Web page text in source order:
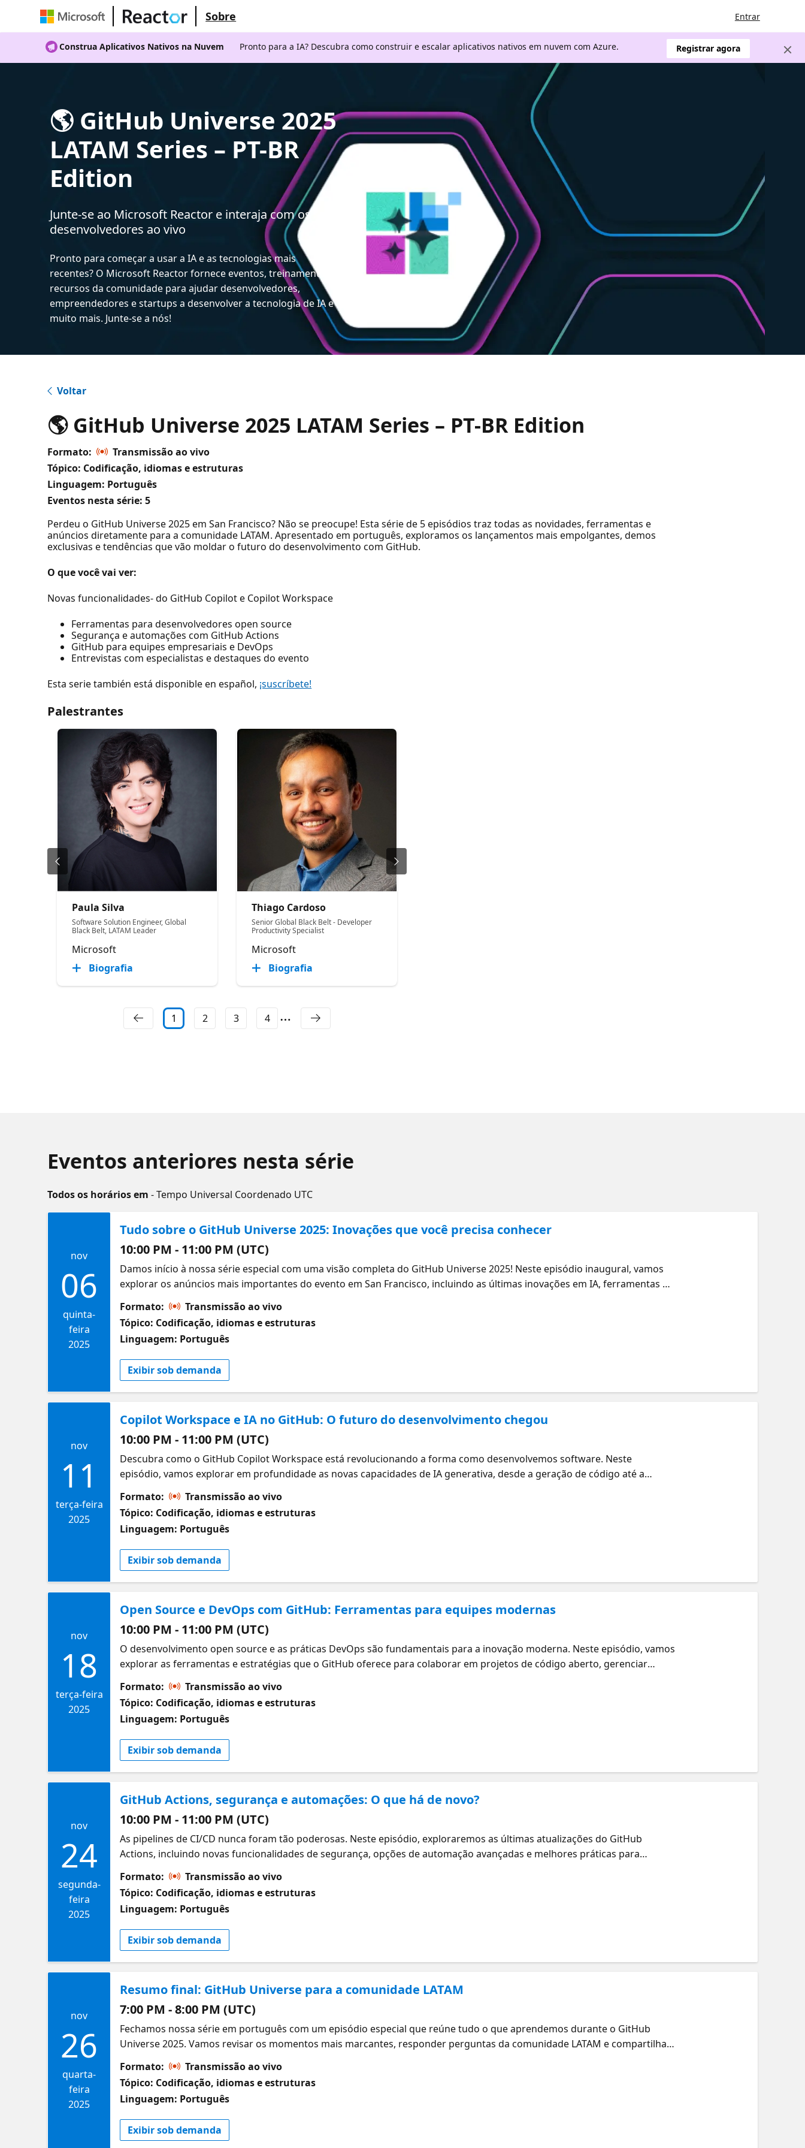
Sobre Entrar
Construa Aplicativos Nativos na Nuvem Pronto para a IA? Descubra como construir e escalar aplicativos nativos em nuvem com Azure. Registrar agora
🌎 GitHub Universe 2025
LATAM Series – PT-BR
Edition
Junte-se ao Microsoft Reactor e interaja com os
desenvolvedores ao vivo
Pronto para começar a usar a IA e as tecnologias mais
recentes? O Microsoft Reactor fornece eventos, treinamento e
recursos da comunidade para ajudar desenvolvedores,
empreendedores e startups a desenvolver a tecnologia de IA e
muito mais. Junte-se a nós!
Voltar
🌎 GitHub Universe 2025 LATAM Series – PT-BR Edition
Formato:
Transmissão ao vivo
Tópico: Codificação, idiomas e estruturas
Linguagem: Português
Eventos nesta série: 5
Perdeu o GitHub Universe 2025 em San Francisco? Não se preocupe! Esta série de 5 episódios traz todas as novidades, ferramentas e
anúncios diretamente para a comunidade LATAM. Apresentado em português, exploramos os lançamentos mais empolgantes, demos
exclusivas e tendências que vão moldar o futuro do desenvolvimento com GitHub.
O que você vai ver:
Novas funcionalidades- do GitHub Copilot e Copilot Workspace
Ferramentas para desenvolvedores open source
Segurança e automações com GitHub Actions
GitHub para equipes empresariais e DevOps
Entrevistas com especialistas e destaques do evento
Esta serie también está disponible en español, ¡suscríbete!
Palestrantes
Paula Silva
Software Solution Engineer, Global
Black Belt, LATAM Leader
Microsoft
Biografia
Thiago Cardoso
Senior Global Black Belt - Developer
Productivity Specialist
Microsoft
Biografia
1 2 3 4
Eventos anteriores nesta série
Todos os horários em- Tempo Universal Coordenado UTC
nov
06
quinta-
feira
2025
Tudo sobre o GitHub Universe 2025: Inovações que você precisa conhecer
10:00 PM - 11:00 PM (UTC)
Damos início à nossa série especial com uma visão completa do GitHub Universe 2025! Neste episódio inaugural, vamos
explorar os anúncios mais importantes do evento em San Francisco, incluindo as últimas inovações em IA, ferramentas de
pelos destaques do evento e compartilhar insights exclusivos sobre como essas novidades impactarão seu fluxo de
trabalho diário.
Formato:
Transmissão ao vivo
Tópico: Codificação, idiomas e estruturas
Linguagem: Português
Exibir sob demanda
nov
11
terça-feira
2025
Copilot Workspace e IA no GitHub: O futuro do desenvolvimento chegou
10:00 PM - 11:00 PM (UTC)
Descubra como o GitHub Copilot Workspace está revolucionando a forma como desenvolvemos software. Neste
episódio, vamos explorar em profundidade as novas capacidades de IA generativa, desde a geração de código até a
multiplicar sua produtividade, reduzir o tempo de desenvolvimento e focar em resolver problemas complexos enquanto a
IA cuida das tarefas repetitivas.
Formato:
Transmissão ao vivo
Tópico: Codificação, idiomas e estruturas
Linguagem: Português
Exibir sob demanda
nov
18
terça-feira
2025
Open Source e DevOps com GitHub: Ferramentas para equipes modernas
10:00 PM - 11:00 PM (UTC)
O desenvolvimento open source e as práticas DevOps são fundamentais para a inovação moderna. Neste episódio, vamos
explorar as ferramentas e estratégias que o GitHub oferece para colaborar em projetos de código aberto, gerenciar
projetos escaláveis, fomentar a colaboração e criar software de qualidade com metodologias ágeis.
Formato:
Transmissão ao vivo
Tópico: Codificação, idiomas e estruturas
Linguagem: Português
Exibir sob demanda
nov
24
segunda-
feira
2025
GitHub Actions, segurança e automações: O que há de novo?
10:00 PM - 11:00 PM (UTC)
As pipelines de CI/CD nunca foram tão poderosas. Neste episódio, exploraremos as últimas atualizações do GitHub
Actions, incluindo novas funcionalidades de segurança, opções de automação avançadas e melhores práticas para
pipelines mais eficientes que impulsionem a velocidade do seu time sem comprometer a qualidade.
Formato:
Transmissão ao vivo
Tópico: Codificação, idiomas e estruturas
Linguagem: Português
Exibir sob demanda
nov
26
quarta-
feira
2025
Resumo final: GitHub Universe para a comunidade LATAM
7:00 PM - 8:00 PM (UTC)
Fechamos nossa série em português com um episódio especial que reúne tudo o que aprendemos durante o GitHub
Universe 2025. Vamos revisar os momentos mais marcantes, responder perguntas da comunidade LATAM e compartilhar
tendências futuras do desenvolvimento de software e como se preparar para o que está por vir no ecossistema GitHub.
Formato:
Transmissão ao vivo
Tópico: Codificação, idiomas e estruturas
Linguagem: Português
Exibir sob demanda